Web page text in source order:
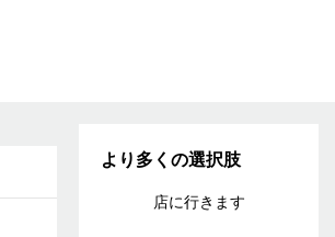
より多くの選択肢
店に行きます